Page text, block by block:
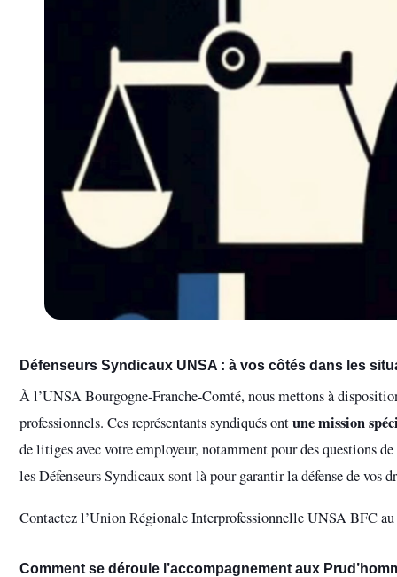
Défenseurs Syndicaux UNSA : à vos côtés dans les
À l’UNSA Bourgogne-Franche-Comté, nous mettons à
professionnels. Ces représentants syndiqués ontune mission
de litiges avec votre employeur, notamment pour des questions
les Défenseurs Syndicaux sont là pour garantir la défense de vos
Contactez l’Union Régionale Interprofessionnelle UNSA BFC au
Comment se déroule l’accompagnement aux